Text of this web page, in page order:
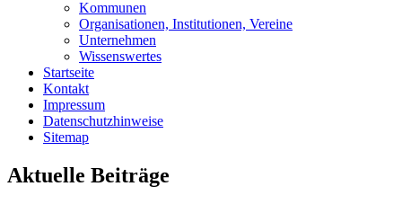
Kommunen
Organisationen, Institutionen, Vereine
Unternehmen
Wissenswertes
Startseite
Kontakt
Impressum
Datenschutzhinweise
Sitemap
Aktuelle Beiträge